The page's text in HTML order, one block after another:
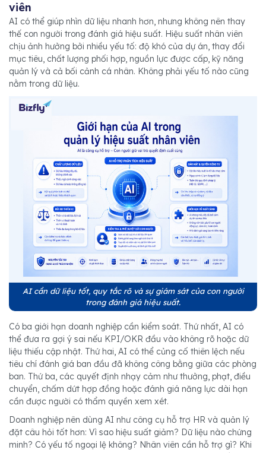
viên
AI có thể giúp nhìn dữ liệu nhanh hơn, nhưng không nên thay
thế con người trong đánh giá hiệu suất. Hiệu suất nhân viên
chịu ảnh hưởng bởi nhiều yếu tố: độ khó của dự án, thay đổi
mục tiêu, chất lượng phối hợp, nguồn lực được cấp, kỹ năng
quản lý và cả bối cảnh cá nhân. Không phải yếu tố nào cũng
nằm trong dữ liệu.
AI cần dữ liệu tốt, quy tắc rõ và sự giám sát của con người
trong đánh giá hiệu suất.
Có ba giới hạn doanh nghiệp cần kiểm soát. Thứ nhất, AI có
thể đưa ra gợi ý sai nếu KPI/OKR đầu vào không rõ hoặc dữ
liệu thiếu cập nhật. Thứ hai, AI có thể củng cố thiên lệch nếu
tiêu chí đánh giá ban đầu đã không công bằng giữa các phòng
ban. Thứ ba, các quyết định nhạy cảm như thưởng, phạt, điều
chuyển, chấm dứt hợp đồng hoặc đánh giá năng lực dài hạn
cần được người có thẩm quyền xem xét.
Doanh nghiệp nên dùng AI như công cụ hỗ trợ HR và quản lý
đặt câu hỏi tốt hơn: Vì sao hiệu suất giảm? Dữ liệu nào chứng
minh? Có yếu tố ngoại lệ không? Nhân viên cần hỗ trợ gì? Khi